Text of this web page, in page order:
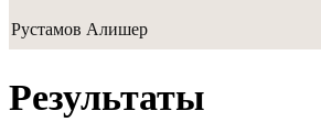
Рустамов Алишер
Результаты